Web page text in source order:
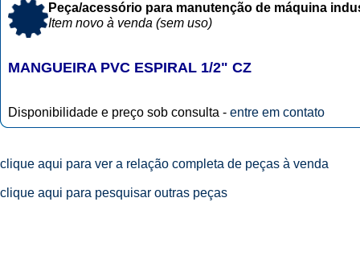
Peça/acessório para manutenção de máquina
Item novo à venda (sem uso)
MANGUEIRA PVC ESPIRAL 1/2" CZ
Disponibilidade e preço sob consulta - entre em contato
clique aqui para ver a relação completa de peças à venda
clique aqui para pesquisar outras peças